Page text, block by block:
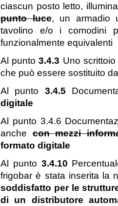
ciascun posto letto,
punto luce, un armadio
tavolino e/o i comodini
funzionalmente equivalenti
Al punto3.4.3 Uno scrittoio
che può essere sostituito
Al punto 3.4.5
digitale
Al punto 3.4.6
anchecon mezzi
formato digitale
Al punto 3.4.10
frigobar è stata inserita la
soddisfatto per le
di un distributore